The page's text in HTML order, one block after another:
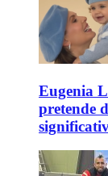
Eugenia
pretende